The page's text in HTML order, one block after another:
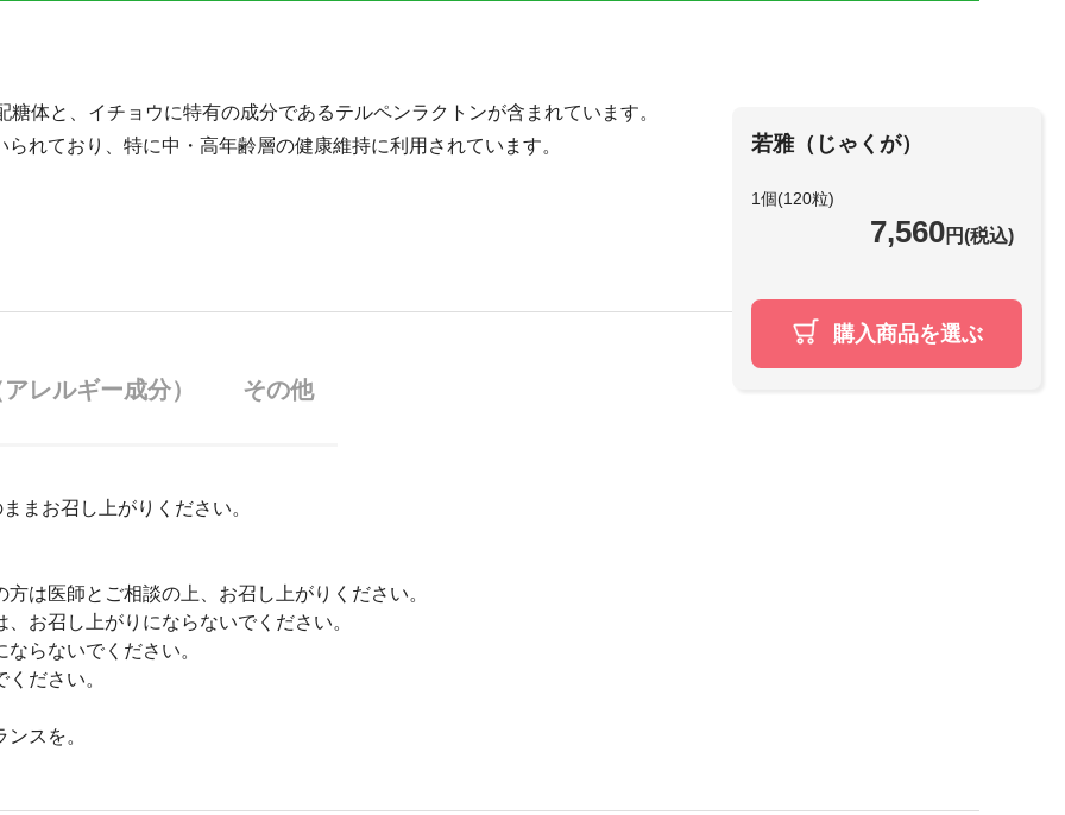
若雅（じゃくが）
1個(120粒)
7,560円(税込)
購入商品を選ぶ
体と、イチョウに特有の成分であるテルペンラクトンが含まれています。
れており、特に中・高年齢層の健康維持に利用されています。
レルギー成分） その他
まお召し上がりください。
は医師とご相談の上、お召し上がりください。
お召し上がりにならないでください。
らないでください。
ださい。
スを。